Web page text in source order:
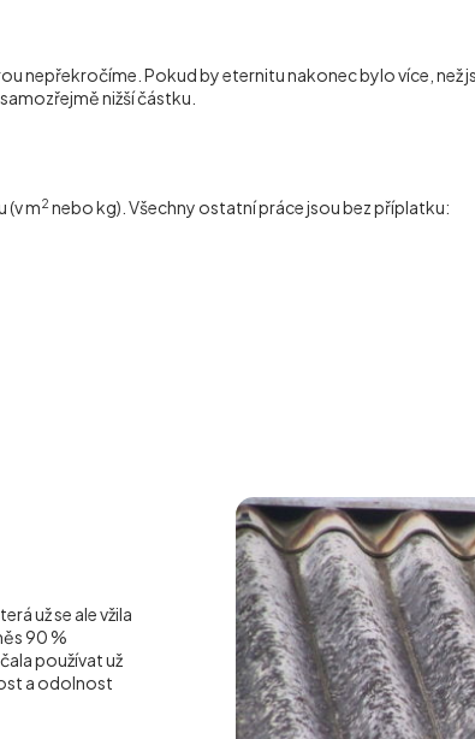
nepřekročíme. Pokud by eternitu nakonec bylo více, než
nižší částku.
(v m2 nebo kg). Všechny ostatní práce jsou bez příplatku:
už se ale vžila
90 %
používat už
a odolnost